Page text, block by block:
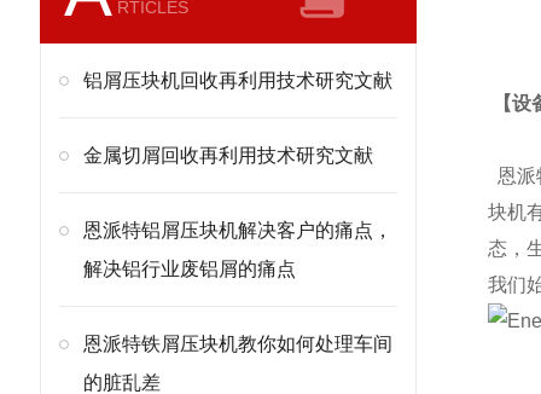
RTICLES
铝屑压块机回收再利用技术研究文献
金属切屑回收再利用技术研究文献
恩派特铝屑压块机解决客户的痛点，
解决铝行业废铝屑的痛点
恩派特铁屑压块机教你如何处理车间
的脏乱差
【设
恩派
块机
态，
我们